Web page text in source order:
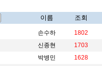
이름 조회
손수하 1802
신종현 1703
박병민 1628